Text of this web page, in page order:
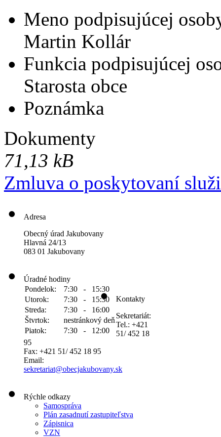
Meno podpisujúcej
Martin Kollár
Funkcia podpisujúcej
Starosta obce
Poznámka
Dokumenty
71,13 kB
Zmluva o poskytovaní
Adresa
Obecný úrad Jakubovany
Hlavná 24/13
083 01 Jakubovany
Úradné hodiny
Pondelok:
7:30 - 15:30
Utorok:
7:30 - 15:30
Streda:
7:30 - 16:00
Štvrtok:
nestránkový deň
Piatok:
7:30 - 12:00
Kontakty
Sekretariát:
Tel.: +421
51/ 452 18
95
Fax: +421 51/ 452 18 95
Email:
sekretariat@obecjakubovany.sk
Rýchle odkazy
Samospráva
Plán zasadnutí zastupiteľstva
Zápisnica
VZN